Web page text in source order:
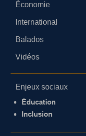
Économie
International
Balados
Vidéos
Enjeux sociaux
Éducation
Inclusion